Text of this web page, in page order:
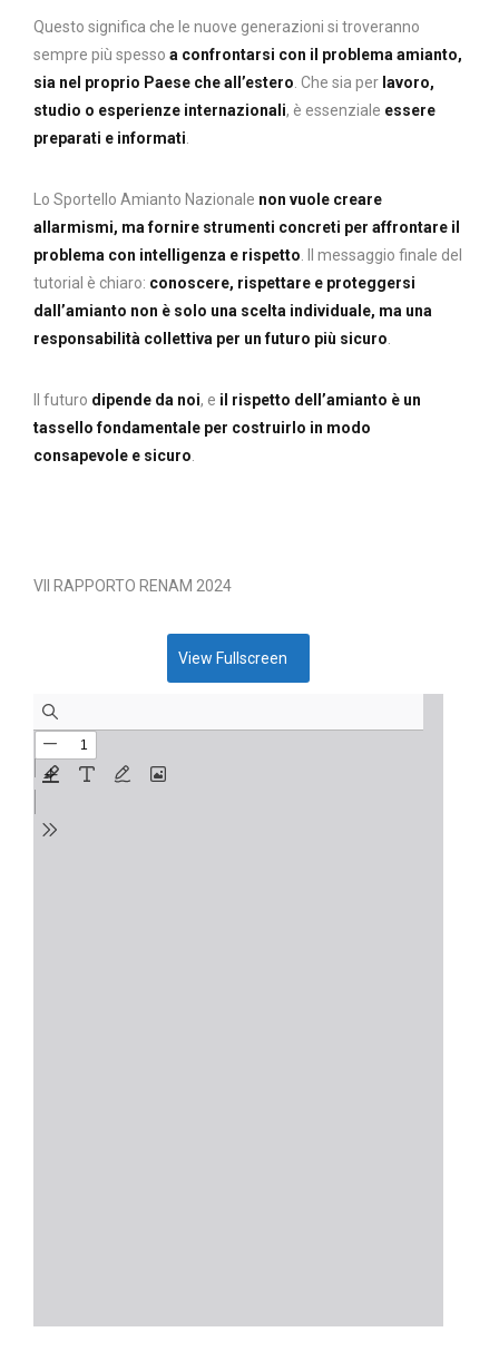
Questo significa che le nuove generazioni si troveranno
sempre più spesso a confrontarsi con il problema amianto,
sia nel proprio Paese che all’estero. Che sia per lavoro,
studio o esperienze internazionali, è essenziale essere
preparati e informati.
Lo Sportello Amianto Nazionale non vuole creare
allarmismi, ma fornire strumenti concreti per affrontare il
problema con intelligenza e rispetto. Il messaggio finale del
tutorial è chiaro: conoscere, rispettare e proteggersi
dall’amianto non è solo una scelta individuale, ma una
responsabilità collettiva per un futuro più sicuro.
Il futuro dipende da noi, e il rispetto dell’amianto è un
tassello fondamentale per costruirlo in modo
consapevole e sicuro.
VII RAPPORTO RENAM 2024
View Fullscreen